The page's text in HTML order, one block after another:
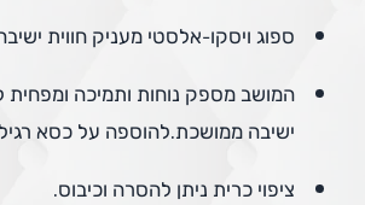
ספוג ויסקו-אלסטי מעניק חווית
המושב מספק נוחות ותמיכה
ישיבה ממושכת.להוספה על כסא
ציפוי כרית ניתן להסרה וכיבוס.